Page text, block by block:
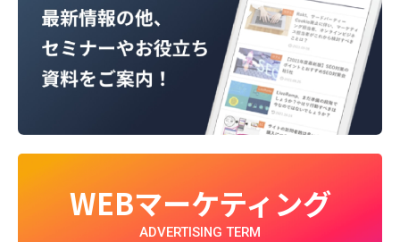
WEBマーケティング
ADVERTISING TERM